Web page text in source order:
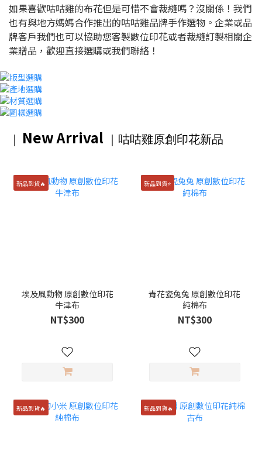
如果喜歡咕咕雞的布花但是可惜不會裁縫嗎？沒關係！我們
也有與地方媽媽合作推出的咕咕雞品牌手作選物。企業或品
牌客戶我們也可以協助您客製數位印花或者裁縫訂製相關企
業贈品，歡迎直接選購或我們聯絡！
｜ New Arrival ｜咕咕雞原創印花新品
新品到貨🔥
埃及風動物 原創數位印花
牛津布
NT$300
新品到貨⭐️
青花瓷兔兔 原創數位印花
純棉布
NT$300
新品到貨🔥 新品到貨🔥